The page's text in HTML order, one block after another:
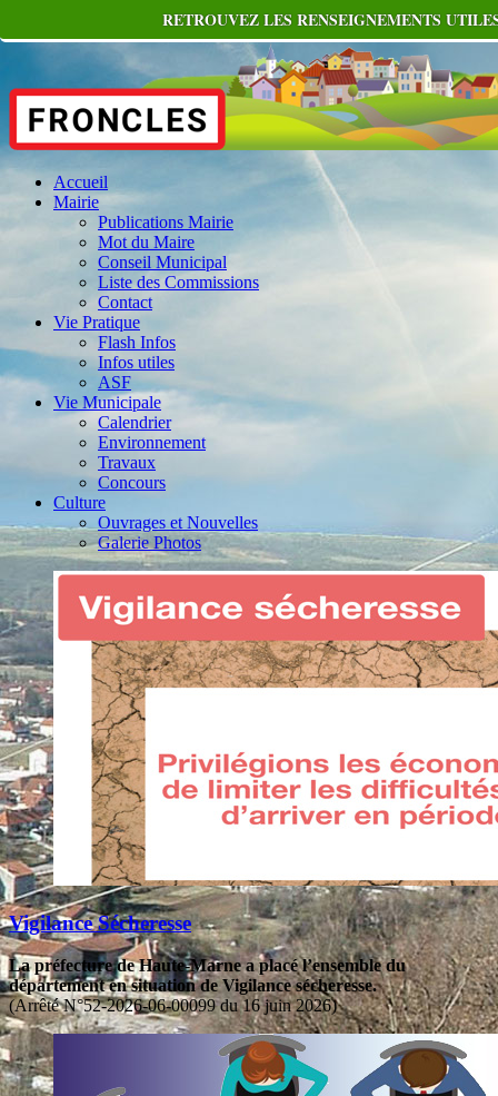
Accueil
Mairie
Publications Mairie
Mot du Maire
Conseil Municipal
Liste des Commissions
Contact
Vie Pratique
Flash Infos
Infos utiles
ASF
Vie Municipale
Calendrier
Environnement
Travaux
Concours
Culture
Ouvrages et Nouvelles
Galerie Photos
Vigilance Sécheresse
La préfecture de Haute-Marne a placé l’ensemble du
département en situation de Vigilance sécheresse.
(Arrêté N°52-2026-06-00099 du 16 juin 2026)
RETROUVEZ LES RENSEIGNEMENTS